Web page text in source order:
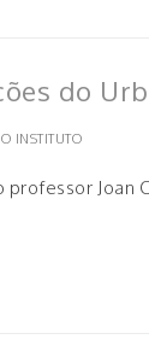
do
INSTITUTO
professor